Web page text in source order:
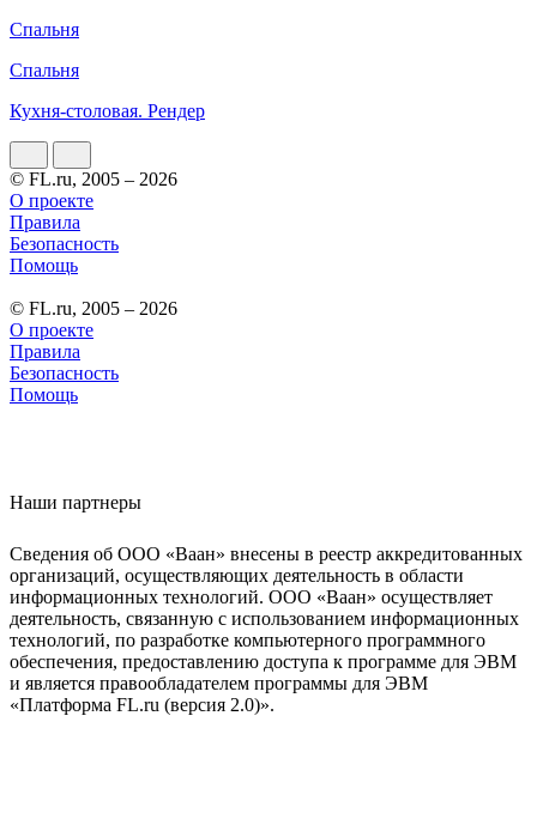
Спальня
Спальня
Кухня-столовая. Рендер
© FL.ru, 2005 – 2026
О проекте
Правила
Безопасность
Помощь
© FL.ru, 2005 – 2026
О проекте
Правила
Безопасность
Помощь
Наши партнеры
Сведения об ООО «Ваан» внесены в реестр аккредитованных
организаций, осуществляющих деятельность в области
информационных технологий. ООО «Ваан» осуществляет
деятельность, связанную с использованием информационных
технологий, по разработке компьютерного программного
обеспечения, предоставлению доступа к программе для ЭВМ
и является правообладателем программы для ЭВМ
«Платформа FL.ru (версия 2.0)».